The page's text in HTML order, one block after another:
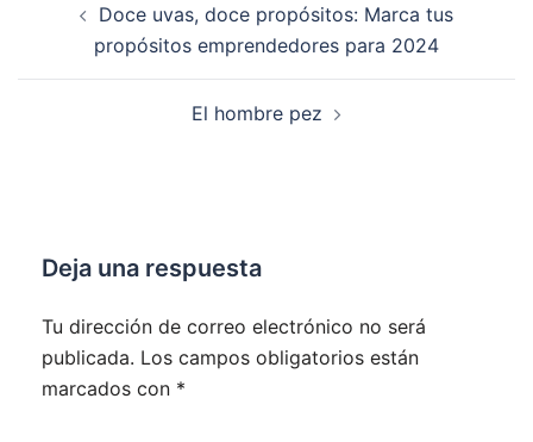
entradas
Doce uvas, doce propósitos: Marca tus
propósitos emprendedores para 2024
El hombre pez
Deja una respuesta
Tu dirección de correo electrónico no será
publicada. Los campos obligatorios están
marcados con *